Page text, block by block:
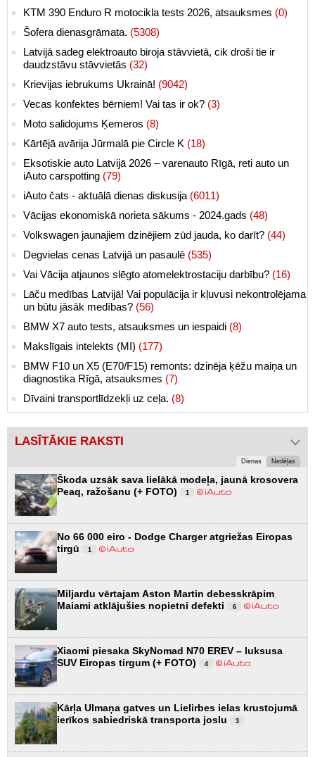
KTM 390 Enduro R motocikla tests 2026, atsauksmes (0)
Šofera dienasgrāmata. (5308)
Latvijā sadeg elektroauto biroja stāvvietā, cik droši tie ir
daudzstāvu stāvvietās (32)
Krievijas iebrukums Ukrainā! (9042)
Vecas konfektes bērniem! Vai tas ir ok? (3)
Moto salidojums Ķemeros (8)
Kārtējā avārija Jūrmalā pie Circle K (18)
Eksotiskie auto Latvijā 2026 – varenauto Rīgā, reti auto un
iAuto carspotting (79)
iAuto čats - aktuālā dienas diskusija (6011)
Vācijas ekonomiskā norieta sākums - 2024.gads (48)
Volkswagen jaunajiem dzinējiem zūd jauda, ko darīt? (44)
Degvielas cenas Latvijā un pasaulē (535)
Vai Vācija atjaunos slēgto atomelektrostaciju darbību? (16)
Lāču medības Latvijā! Vai populācija ir kļuvusi nekontrolējama
un būtu jāsāk medības? (56)
BMW X7 auto tests, atsauksmes un iespaidi (8)
Makslīgais intelekts (MI) (177)
BMW F10 un X5 (E70/F15) remonts: dzinēja ķēžu maiņa un
diagnostika Rīgā, atsauksmes (7)
Dīvaini transportlīdzekļi uz ceļa. (8)
LASĪTĀKIE RAKSTI
Dienas Nedēļas
Škoda uzsāk sava lielākā modeļa, jaunā krosovera
Peaq, ražošanu (+ FOTO)
1
No 66 000 eiro - Dodge Charger atgriežas Eiropas
tirgū
1
Miljardu vērtajam Aston Martin debesskrāpim
Maiami atklājušies nopietni defekti
6
Xiaomi piesaka SkyNomad N70 EREV – luksusa
SUV Eiropas tirgum (+ FOTO)
4
Kārļa Ulmaņa gatves un Lielirbes ielas krustojumā
ierīkos sabiedriskā transporta joslu
3